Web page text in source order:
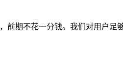
前期不花一分钱。我们对用户足